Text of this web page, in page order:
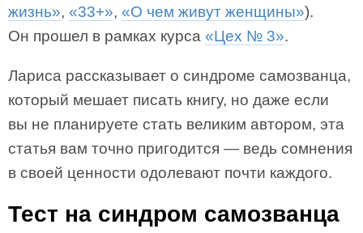
жизнь», «33+», «О чем живут женщины»).
Он прошел в рамках курса «Цех № 3».
Лариса рассказывает о синдроме самозванца,
который мешает писать книгу, но даже если
вы не планируете стать великим автором, эта
статья вам точно пригодится — ведь сомнения
в своей ценности одолевают почти каждого.
Тест на синдром самозванца